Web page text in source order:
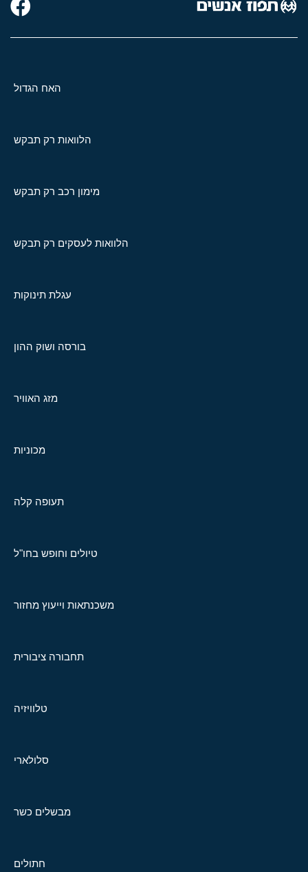
האח הגדול
הלוואות רק תבקש
מימון רכב רק תבקש
הלוואות לעסקים רק תבקש
עגלת תינוקות
בורסה ושוק ההון
מזג האוויר
מכוניות
תעופה קלה
טיולים וחופש בחו"ל
משכנתאות וייעוץ מחזור
תחבורה ציבורית
טלוויזיה
סלולארי
מבשלים כשר
חתולים